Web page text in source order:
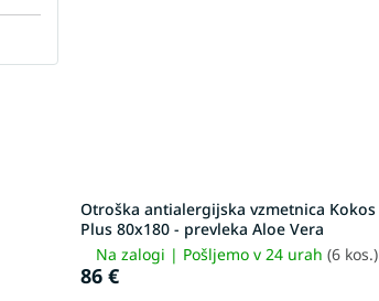
Otroška antialergijska vzmetnica Kokos
Plus 80x180 - prevleka Aloe Vera
Na zalogi | Pošljemo v 24 urah(6 kos.)
86 €